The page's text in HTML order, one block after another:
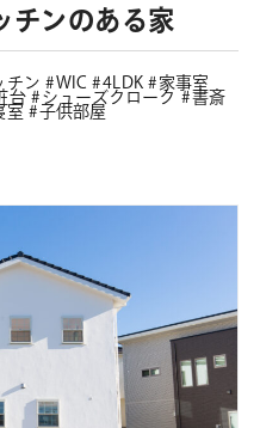
チンのある家
チン WIC 4LDK
家事室
台 シューズクローク
書斎
室 子供部屋